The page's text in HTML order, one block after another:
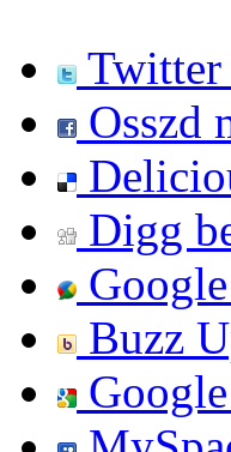
Twitter
Osszd
Digg
Buzz